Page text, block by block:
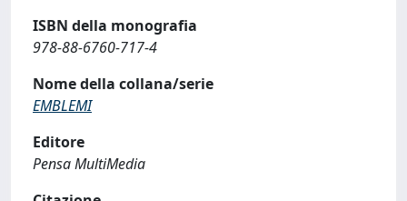
ISBN della monografia
978-88-6760-717-4
Nome della collana/serie
EMBLEMI
Editore
Pensa MultiMedia